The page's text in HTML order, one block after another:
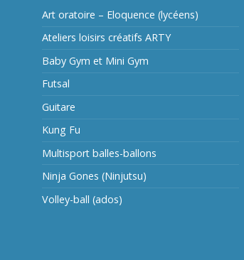
Art oratoire – Eloquence (lycéens)
Ateliers loisirs créatifs ARTY
Baby Gym et Mini Gym
Futsal
Guitare
Kung Fu
Multisport balles-ballons
Ninja Gones (Ninjutsu)
Volley-ball (ados)